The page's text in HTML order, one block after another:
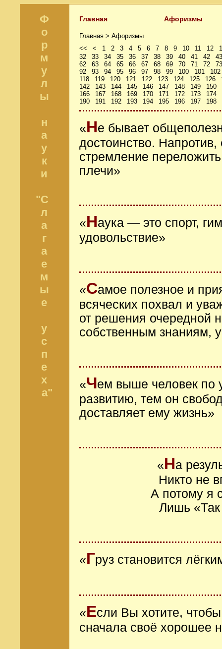
Ф
о
р
м
у
л
ы
н
а
у
к
и
"С
л
а
г
а
е
м
ы
е
у
с
п
е
х
а"
Главная Афоризмы
Главная > Афоризмы
<<
< 1 2 3 4 5 6 7 8 9 10 11 12
32
33 34 35 36 37 38 39 40 41 42
43
62
63 64 65 66 67 68 69 70 71 72
73
92
93 94 95 96 97 98 99 100 101
102
118
119 120 121 122 123 124 125 126
142
143 144 145 146 147 148 149
150
166
167 168 169 170 171 172 173
174
190
191 192 193 194 195 196 197 198
«Не бывает
достоинство. Напротив,
стремление
плечи»
«Наука ― это спорт,
удовольствие»
«Самое полезное и
всяческих похвал и
от решения очередной
собственным знаниям,
«Чем выше человек по
развитию, тем он
доставляет ему жизнь»
«На
Никто не
А потому я
Лишь «Так
«Груз становится
«Если Вы хотите,
сначала своё хорошее